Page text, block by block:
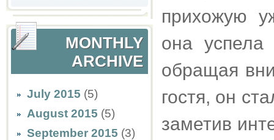
MONTHLY
ARCHIVE
July 2015 (5)
August 2015 (5)
September 2015 (3)
прихожую
она успела
обращая
гостя, он
заметив